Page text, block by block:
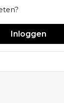
Inloggen